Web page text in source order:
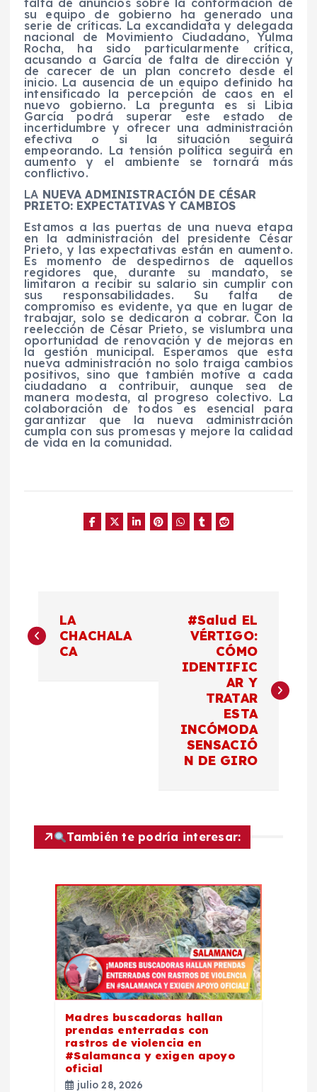
su equipo de gobierno ha generado una
serie de críticas. La excandidata y delegada
nacional de Movimiento Ciudadano, Yulma
Rocha, ha sido particularmente crítica,
acusando a García de falta de dirección y
de carecer de un plan concreto desde el
inicio. La ausencia de un equipo definido ha
intensificado la percepción de caos en el
nuevo gobierno. La pregunta es si Libia
García podrá superar este estado de
incertidumbre y ofrecer una administración
efectiva o si la situación seguirá
empeorando. La tensión política seguirá en
aumento y el ambiente se tornará más
conflictivo.
LA NUEVA ADMINISTRACIÓN DE CÉSAR
PRIETO: EXPECTATIVAS Y CAMBIOS
Estamos a las puertas de una nueva etapa
en la administración del presidente César
Prieto, y las expectativas están en aumento.
Es momento de despedirnos de aquellos
regidores que, durante su mandato, se
limitaron a recibir su salario sin cumplir con
sus responsabilidades. Su falta de
compromiso es evidente, ya que en lugar de
trabajar, solo se dedicaron a cobrar. Con la
reelección de César Prieto, se vislumbra una
oportunidad de renovación y de mejoras en
la gestión municipal. Esperamos que esta
nueva administración no solo traiga cambios
positivos, sino que también motive a cada
ciudadano a contribuir, aunque sea de
manera modesta, al progreso colectivo. La
colaboración de todos es esencial para
garantizar que la nueva administración
cumpla con sus promesas y mejore la calidad
de vida en la comunidad.
a
c
LA
CHACHALA
CA
#Salud EL
VÉRTIGO:
CÓMO
IDENTIFIC
AR Y
TRATAR
ESTA
INCÓMODA
SENSACIÓ
N DE GIRO
También te podría interesar:
Madres buscadoras hallan
prendas enterradas con
rastros de violencia en
#Salamanca y exigen apoyo
oficial
julio 28, 2026